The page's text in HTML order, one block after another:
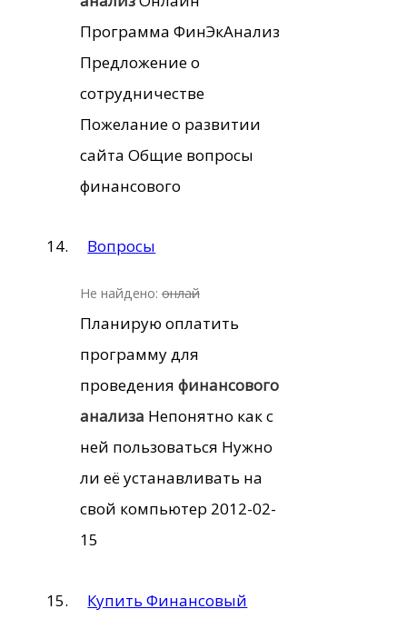
Программа ФинЭкАнализ
Предложение о
сотрудничестве
Пожелание о развитии
сайта Общие вопросы
финансового
Вопросы
Не найдено: онлай
Планирую оплатить
программу для
проведения финансового
анализа Непонятно как с
ней пользоваться Нужно
ли её устанавливать на
свой компьютер 2012-02-
15
Купить Финансовый